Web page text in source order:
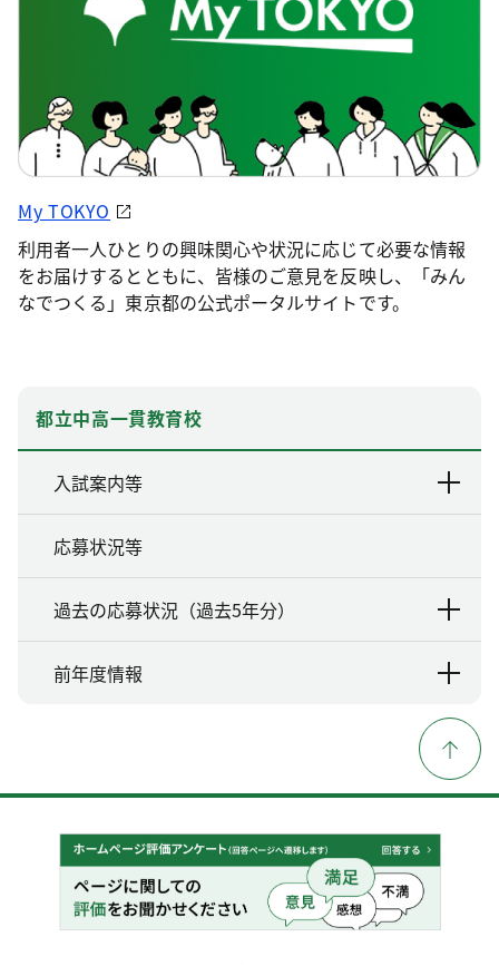
My TOKYO
利用者一人ひとりの興味関心や状況に応じて必要な情報
をお届けするとともに、皆様のご意見を反映し、「みん
なでつくる」東京都の公式ポータルサイトです。
都立中高一貫教育校
入試案内等
応募状況等
過去の応募状況（過去5年分）
前年度情報